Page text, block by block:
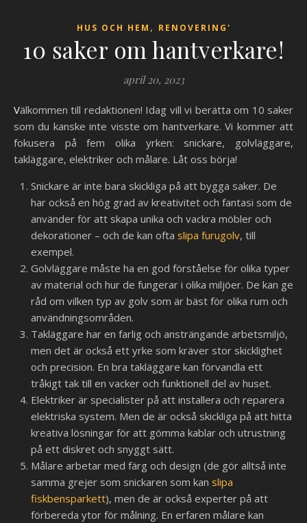
HUS OCH HEM , RENOVERING'
10 saker om hantverkare!
april 20, 2023
Välkommen till redaktionen! Idag vill vi berätta om 10 saker
som du kanske inte visste om hantverkare. Vi kommer att
fokusera på fem olika yrken: snickare, golvläggare,
takläggare, elektriker och målare. Låt oss börja!
Snickare är inte bara skickliga på att bygga saker. De
har också en hög grad av kreativitet och fantasi som de
använder för att skapa unika och vackra möbler och
dekorationer – och de kan ofta slipa furugolv, till
exempel.
Golvläggare måste ha en god förståelse för olika typer
av material och hur de fungerar i olika miljöer. De kan ge
råd om vilken typ av golv som är bäst för olika rum och
användningsområden.
Takläggare har en farlig och ansträngande arbetsmiljö,
men det är också ett yrke som kräver stor skicklighet
och precision. En bra takläggare kan förvandla ett
tråkigt tak till en vacker och funktionell del av huset.
Elektriker är specialister på att installera och reparera
elektriska system. Men de är också skickliga på att hitta
kreativa lösningar för att gömma kablar och utrustning
på ett diskret och snyggt sätt.
Målare arbetar med färg och design (de gör alltså inte
samma grejer som snickaren som kan slipa
fiskbensparkett), men de är också experter på att
förbereda ytor för målning. En erfaren målare kan